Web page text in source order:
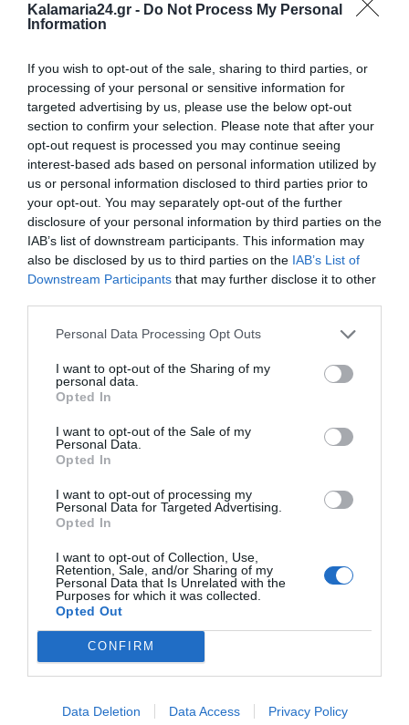
Kalamaria24.gr - Do Not Process My Personal
Information
If you wish to opt-out of the sale, sharing to third parties, or
processing of your personal or sensitive information for
targeted advertising by us, please use the below opt-out
section to confirm your selection. Please note that after your
opt-out request is processed you may continue seeing
interest-based ads based on personal information utilized by
us or personal information disclosed to third parties prior to
your opt-out. You may separately opt-out of the further
disclosure of your personal information by third parties on the
IAB’s list of downstream participants. This information may
also be disclosed by us to third parties on the IAB’s List of
Downstream Participants that may further disclose it to other
Personal Data Processing Opt Outs
I want to opt-out of the Sharing of my
personal data.
Opted In
I want to opt-out of the Sale of my
Personal Data.
Opted In
I want to opt-out of processing my
Personal Data for Targeted Advertising.
Opted In
I want to opt-out of Collection, Use,
Retention, Sale, and/or Sharing of my
Personal Data that Is Unrelated with the
Purposes for which it was collected.
Opted Out
CONFIRM
Data Deletion Data Access Privacy Policy
Ο ΚΑΙΡΟΣ
31
34°
27°
Παρασκευή, 07
Κυριακή +36°+27°
Δευτέρα+34°+ 26°
Τετάρτη
37°
25°
Πέμπτη +37°+ 25°
Πρόγνωση για 7 μέρες